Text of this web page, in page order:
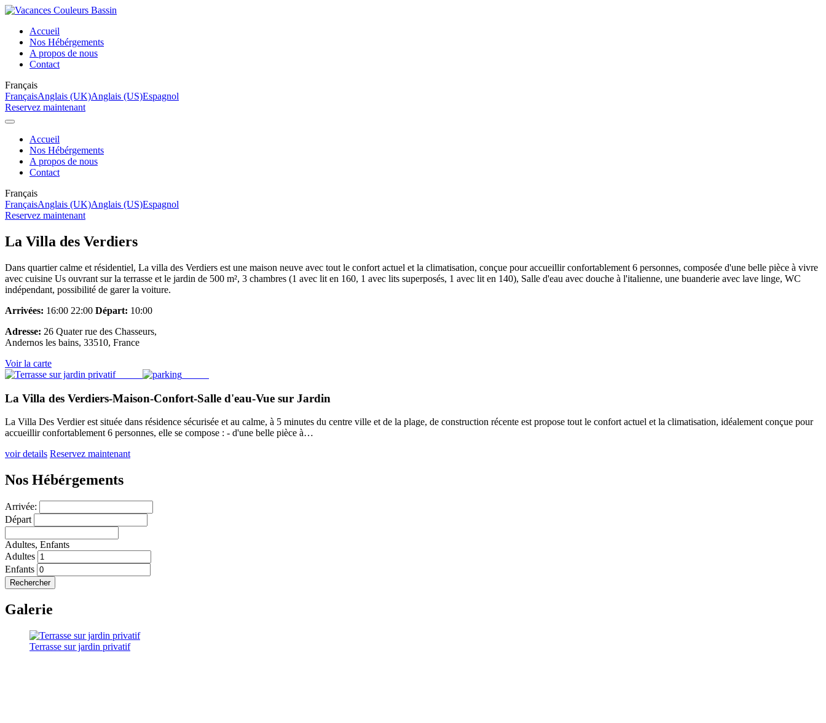
Accueil
Nos Hébérgements
A propos de nous
Contact
Français
FrançaisAnglais (UK)Anglais (US)Espagnol
Reservez maintenant
Accueil
Nos Hébérgements
A propos de nous
Contact
Français
FrançaisAnglais (UK)Anglais (US)Espagnol
Reservez maintenant
La Villa des Verdiers
Dans quartier calme et résidentiel, La villa des Verdiers est une maison neuve avec tout le confort actuel et la climatisation, conçue pour accueillir confortablement 6 personnes, composée d'une belle pièce à vivre
avec cuisine Us ouvrant sur la terrasse et le jardin de 500 m², 3 chambres (1 avec lit en 160, 1 avec lits superposés, 1 avec lit en 140), Salle d'eau avec douche à l'italienne, une buanderie avec lave linge, WC
indépendant, possibilité de garer la voiture.
Arrivées: 16:00 22:00 Départ: 10:00
Adresse: 26 Quater rue des Chasseurs,
Andernos les bains, 33510, France
Voir la carte
La Villa des Verdiers-Maison-Confort-Salle d'eau-Vue sur Jardin
La Villa Des Verdier est située dans résidence sécurisée et au calme, à 5 minutes du centre ville et de la plage, de construction récente est propose tout le confort actuel et la climatisation, idéalement conçue pour
accueillir confortablement 6 personnes, elle se compose : - d'une belle pièce à…
voir details Reservez maintenant
Nos Hébérgements
Arrivée:
Départ
Adultes, Enfants
Adultes
Enfants
Rechercher
Galerie
Terrasse sur jardin privatif